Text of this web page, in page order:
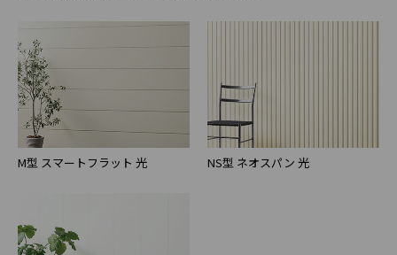
M型 スマートフラット 光 NS型 ネオスパン 光